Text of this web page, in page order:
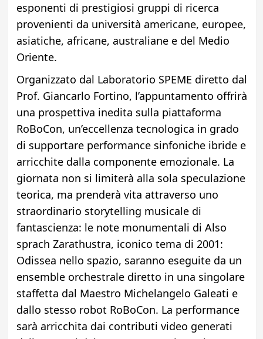
esponenti di prestigiosi gruppi di ricerca
provenienti da università americane, europee,
asiatiche, africane, australiane e del Medio
Oriente.
Organizzato dal Laboratorio SPEME diretto dal
Prof. Giancarlo Fortino, l’appuntamento offrirà
una prospettiva inedita sulla piattaforma
RoBoCon, un’eccellenza tecnologica in grado
di supportare performance sinfoniche ibride e
arricchite dalla componente emozionale. La
giornata non si limiterà alla sola speculazione
teorica, ma prenderà vita attraverso uno
straordinario storytelling musicale di
fantascienza: le note monumentali di Also
sprach Zarathustra, iconico tema di 2001:
Odissea nello spazio, saranno eseguite da un
ensemble orchestrale diretto in una singolare
staffetta dal Maestro Michelangelo Galeati e
dallo stesso robot RoBoCon. La performance
sarà arricchita dai contributi video generati